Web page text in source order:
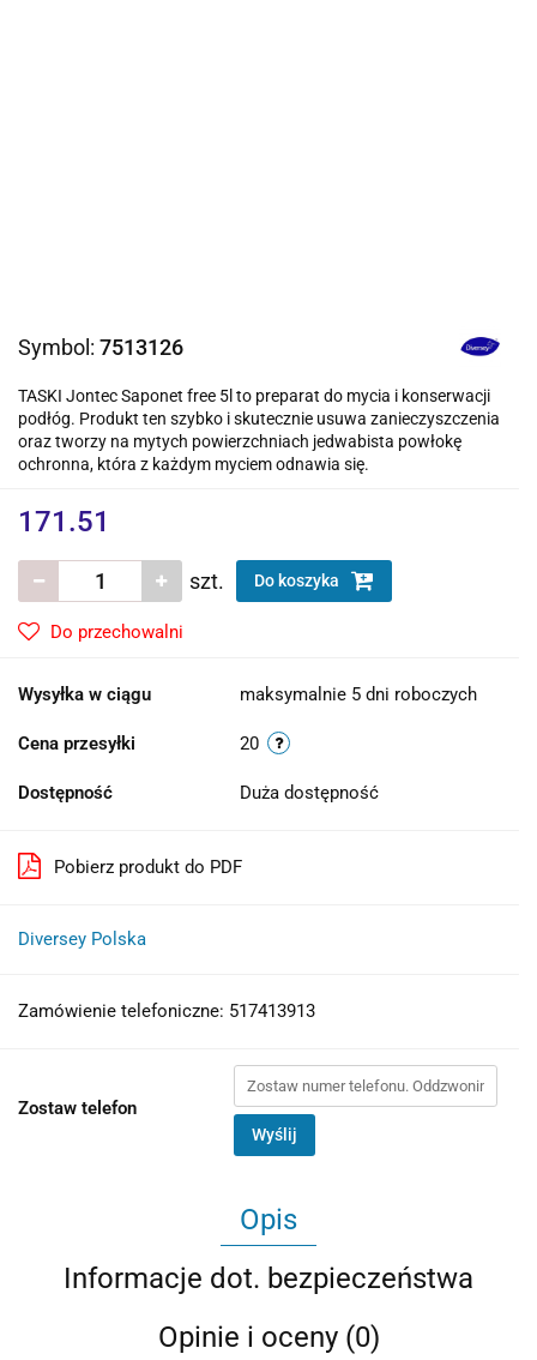
Symbol: 7513126
TASKI Jontec Saponet free 5l to preparat do mycia i konserwacji
podłóg. Produkt ten szybko i skutecznie usuwa zanieczyszczenia
oraz tworzy na mytych powierzchniach jedwabista powłokę
ochronna, która z każdym myciem odnawia się.
171.51
szt. Do koszyka
Do przechowalni
Wysyłka w ciągu maksymalnie 5 dni roboczych
Cena przesyłki 20
Dostępność Duża dostępność
Pobierz produkt do PDF
Diversey Polska
Zamówienie telefoniczne: 517413913
Zostaw telefon
Wyślij
Opis
Informacje dot. bezpieczeństwa
Opinie i oceny (0)